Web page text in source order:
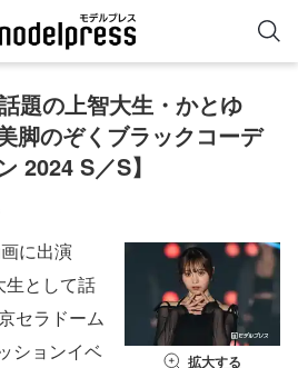
題の上智大生・かとゆ
脚のぞくブラックコーデ
2024 S／S】
拡大する
に出演
生として話
セラドーム
ションイベ